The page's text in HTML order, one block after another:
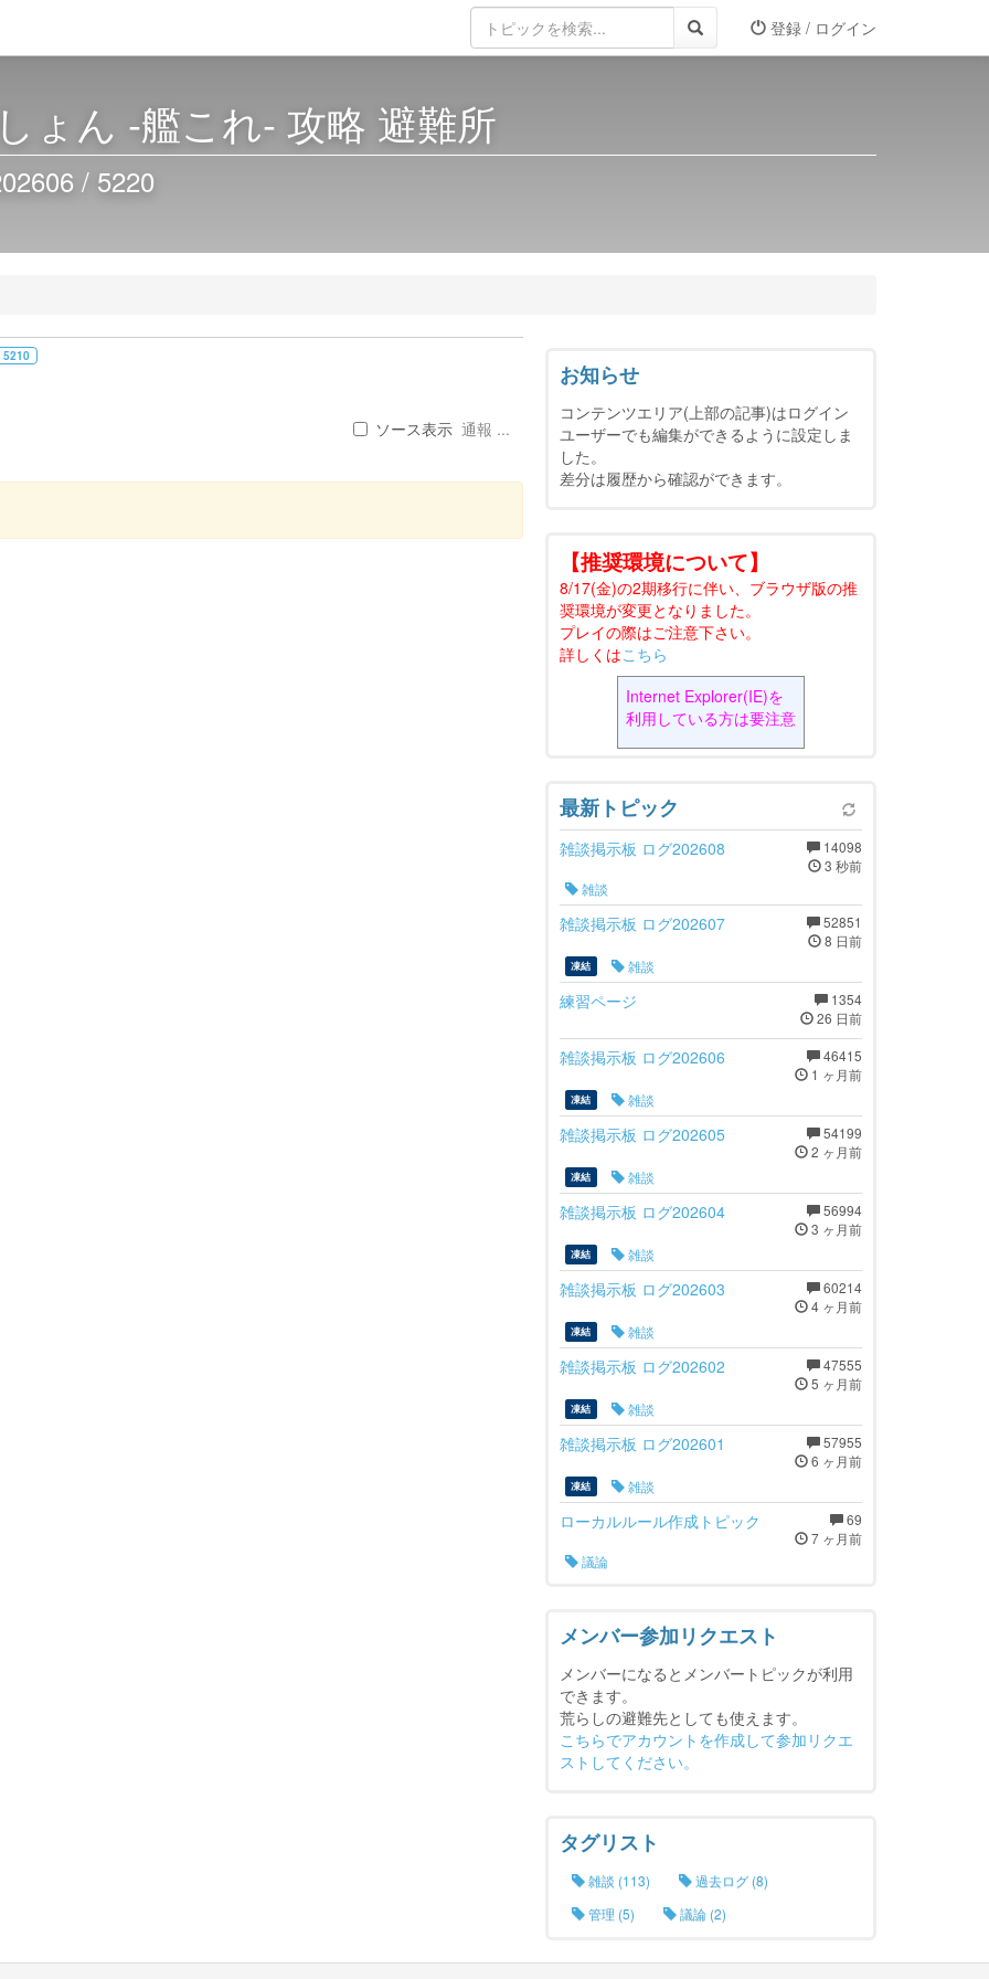
登録 / ログイン
ょん -艦これ- 攻略 避難所
/ 5220
5210
ソース表示 通報 ...
お知らせ
コンテンツエリア(上部の記事)はログイン
ユーザーでも編集ができるように設定しま
した。
差分は履歴から確認ができます。
【推奨環境について】
8/17(金)の2期移行に伴い、ブラウザ版の推
奨環境が変更となりました。
プレイの際はご注意下さい。
詳しくはこちら
Internet Explorer(IE)を
利用している方は要注意
最新トピック
14098
3 秒前
雑談掲示板 ログ202608
雑談
52851
8 日前
雑談掲示板 ログ202607
凍結
雑談
1354
26 日前
練習ページ
46415
1 ヶ月前
雑談掲示板 ログ202606
凍結
雑談
54199
2 ヶ月前
雑談掲示板 ログ202605
凍結
雑談
56994
3 ヶ月前
雑談掲示板 ログ202604
凍結
雑談
60214
4 ヶ月前
雑談掲示板 ログ202603
凍結
雑談
47555
5 ヶ月前
雑談掲示板 ログ202602
凍結
雑談
57955
6 ヶ月前
雑談掲示板 ログ202601
凍結
雑談
69
7 ヶ月前
ローカルルール作成トピック
議論
メンバー参加リクエスト
メンバーになるとメンバートピックが利用
できます。
荒らしの避難先としても使えます。
こちらでアカウントを作成して参加リクエ
ストしてください。
タグリスト
雑談 (113)
過去ログ (8)
管理 (5)
議論 (2)